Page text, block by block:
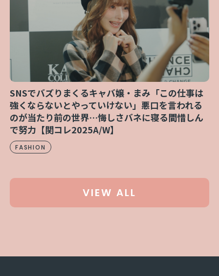
SNSでバズりまくるキャバ嬢・まみ「この仕事は
強くならないとやっていけない」悪口を言われる
のが当たり前の世界…悔しさバネに寝る間惜しん
で努力【関コレ2025A/W】
FASHION
VIEW ALL